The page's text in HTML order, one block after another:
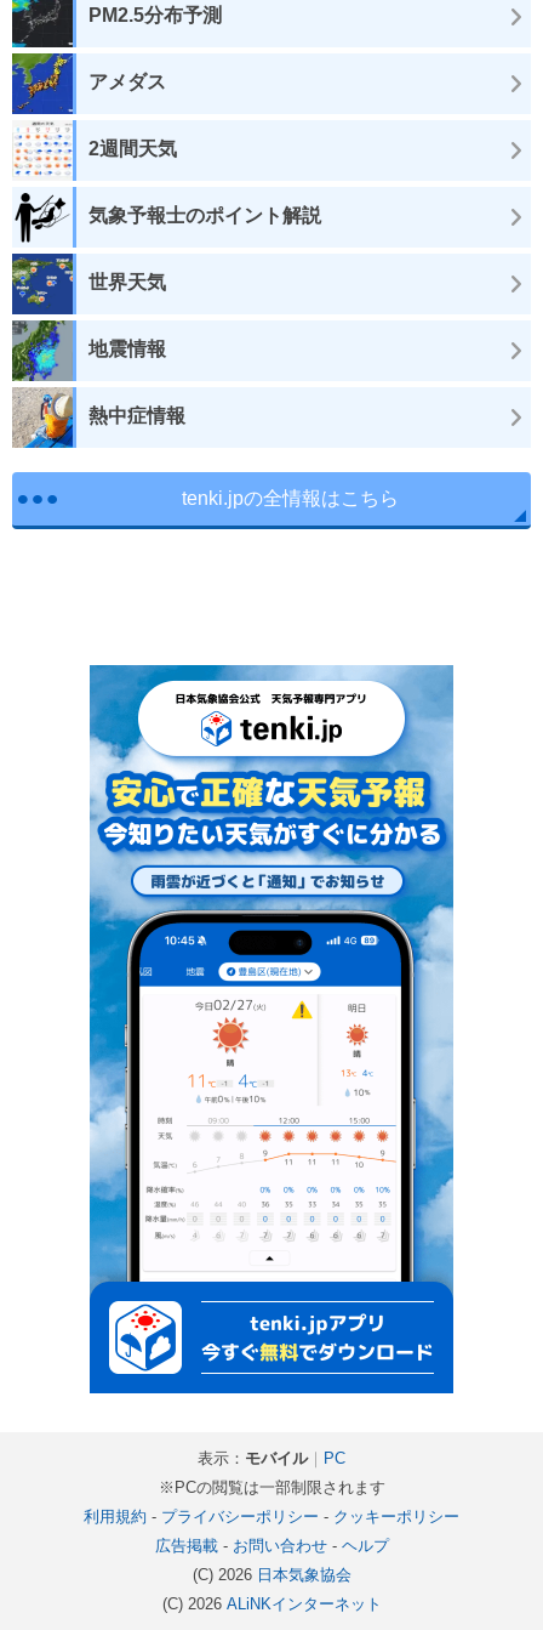
PM2.5分布予測
アメダス
2週間天気
気象予報士のポイント解説
世界天気
地震情報
熱中症情報
tenki.jpの全情報はこちら
表示： モバイル｜
PC
※PCの閲覧は一部制限されます
利用規約 - プライバシーポリシー - クッキーポリシー
広告掲載- お問い合わせ- ヘルプ
(C) 2026 日本気象協会
(C) 2026 ALiNKインターネット